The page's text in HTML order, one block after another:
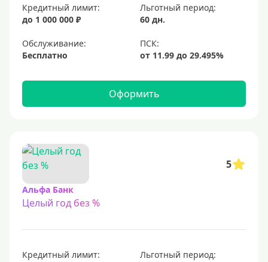
Кредитный лимит:
до 1 000 000 ₽
Льготный период:
60 дн.
Обслуживание:
Бесплатно
Оформить
5
Альфа Банк
Целый год без %
Кредитный лимит:
Льготный период: